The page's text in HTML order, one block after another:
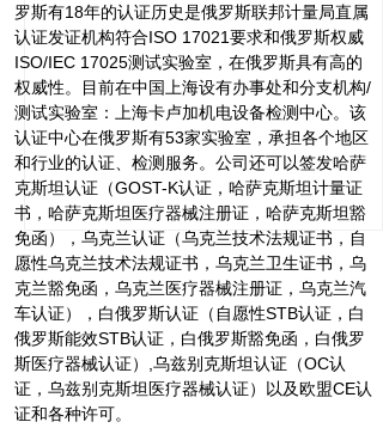
罗斯有18年的认证历史是俄罗斯联邦计量局直属
认证发证机构符合ISO 17021要求和俄罗斯权威
ISO/IEC 17025测试实验室，在俄罗斯具有高的
权威性。目前在中国上海设有办事处和分支机构/
测试实验室：上海卡卢加机电设备检测中心。该
认证中心在俄罗斯有53家实验室，承担各个地区
和行业的认证、检测服务。公司还可以签发哈萨
克斯坦认证（GOST-K认证，哈萨克斯坦计量证
书，哈萨克斯坦医疗器械注册证，哈萨克斯坦豁
免函），乌克兰认证（乌克兰技术法规证书，自
愿性乌克兰技术法规证书，乌克兰卫生证书，乌
克兰豁免函，乌克兰医疗器械注册证，乌克兰汽
车认证），白俄罗斯认证（自愿性STB认证，白
俄罗斯能效STB认证，白俄罗斯豁免函，白俄罗
斯医疗器械认证）,乌兹别克斯坦认证（OC认
证，乌兹别克斯坦医疗器械认证）以及欧盟CE认
证和各种许可。